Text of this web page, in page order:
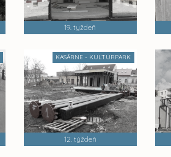
19. tyždeň
KASÁRNE - KULTURPARK
12. týždeň